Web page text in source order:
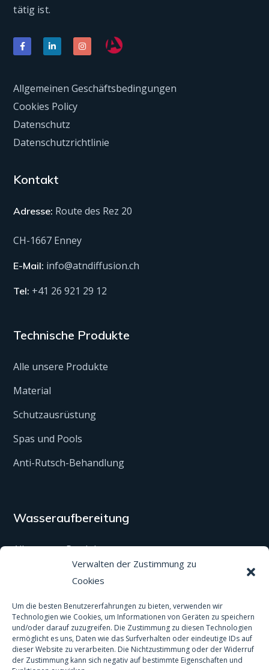
Verwalten der Zustimmung zu
Cookies
Um die besten Benutzererfahrungen zu bieten, verwenden wir
Technologien wie Cookies, um Informationen von Geräten zu speichern
und/oder darauf zuzugreifen. Die Zustimmung zu diesen Technologien
ermöglicht es uns, Daten wie das Surfverhalten oder eindeutige IDs auf
dieser Website zu verarbeiten. Die Nichtzustimmung oder der Widerruf
der Zustimmung kann sich negativ auf bestimmte Eigenschaften und
tätig ist.
Allgemeinen Geschäftsbedingungen
Cookies Policy
Datenschutz
Datenschutzrichtlinie
Kontakt
Adresse: Route des Rez 20
CH-1667 Enney
E-Mail: info@atndiffusion.ch
Tel: +41 26 921 29 12
Technische Produkte
Alle unsere Produkte
Material
Schutzausrüstung
Spas und Pools
Anti-Rutsch-Behandlung
Wasseraufbereitung
Alle unsere Produkte
Regenwasser
Analysen